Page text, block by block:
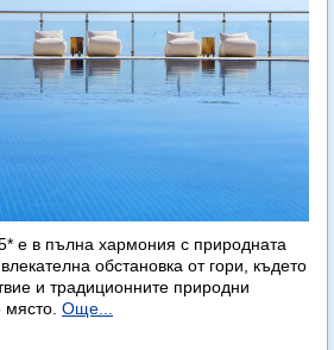
е в пълна хармония с природната
обстановка от гори, където
и традиционните природни
Още...